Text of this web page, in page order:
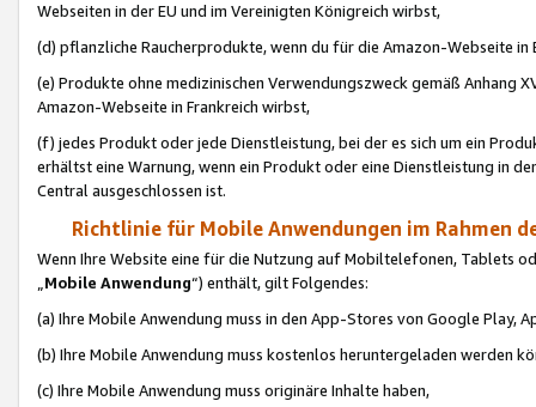
Webseiten in der EU und im Vereinigten Königreich wirbst,
(d) pflanzliche Raucherprodukte, wenn du für die Amazon-Webseite in
(e) Produkte ohne medizinischen Verwendungszweck gemäß Anhang
Amazon-Webseite in Frankreich wirbst,
(f) jedes Produkt oder jede Dienstleistung, bei der es sich um ein
erhältst eine Warnung, wenn ein Produkt oder eine Dienstleistung in
Central ausgeschlossen ist.
Richtlinie für Mobile Anwendungen im Rahmen
Wenn Ihre Website eine für die Nutzung auf Mobiltelefonen, Tablets
„Mobile Anwendung“) enthält, gilt Folgendes:
(a) Ihre Mobile Anwendung muss in den App-Stores von Google Play,
(b) Ihre Mobile Anwendung muss kostenlos heruntergeladen werden
(c) Ihre Mobile Anwendung muss originäre Inhalte haben,